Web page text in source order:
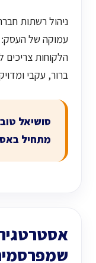
ניהול רשתות
עמוקה של
הלקוחות צריכים
ברור, עקבי
סושיאל
מתחיל